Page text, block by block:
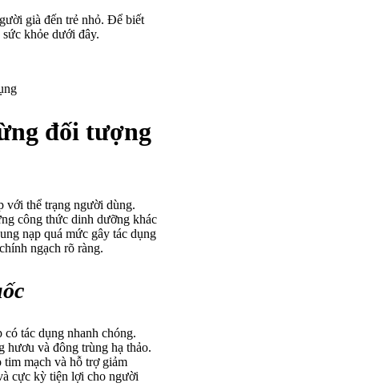
già đến trẻ nhỏ. Để biết
khỏe dưới đây.
đối tượng
với thể trạng người dùng.
công thức dinh dưỡng khác
nạp quá mức gây tác dụng
ngạch rõ ràng.
tác dụng nhanh chóng.
hươu và đông trùng hạ thảo.
mạch và hỗ trợ giảm
cực kỳ tiện lợi cho người